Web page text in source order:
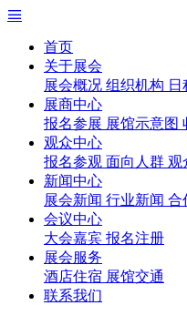
首页
关于展会
展会概况 组织机构
展商中心
报名参展 展馆示意图
观众中心
报名参观 面向人群 观
新闻中心
展会新闻 行业新闻 合
会议中心
大会嘉宾 报名注册
展会服务
酒店住宿 展馆交通
联系我们